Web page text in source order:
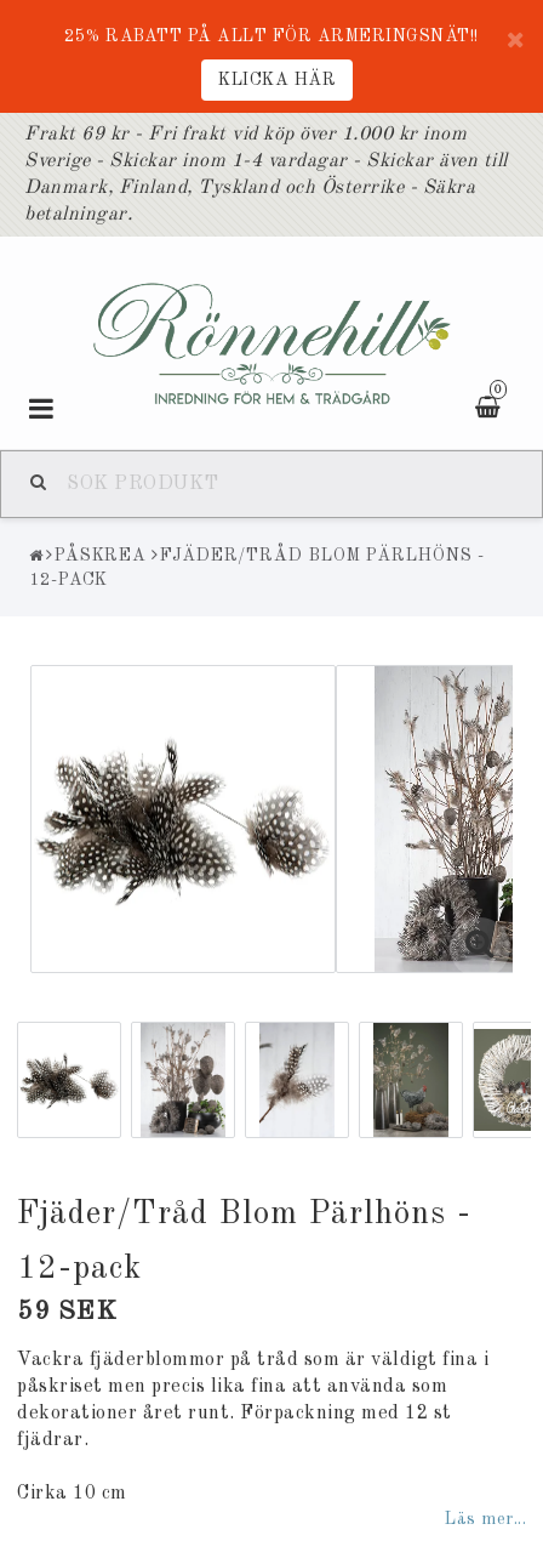
25% RABATT PÅ ALLT FÖR ARMERINGSNÄT!!
KLICKA HÄR
Frakt 69 kr - Fri frakt vid köp över 1.000 kr inom
Sverige - Skickar inom 1-4 vardagar - Skickar även till
Danmark, Finland, Tyskland och Österrike - Säkra
betalningar.
0
Toggle
PÅSKREA
FJÄDER/TRÅD BLOM PÄRLHÖNS -
12-PACK
Fjäder/Tråd Blom Pärlhöns -
12-pack
59 SEK
Vackra fjäderblommor på tråd som är väldigt fina i
påskriset men precis lika fina att använda som
dekorationer året runt. Förpackning med 12 st
fjädrar.
Cirka 10 cm
Läs mer...